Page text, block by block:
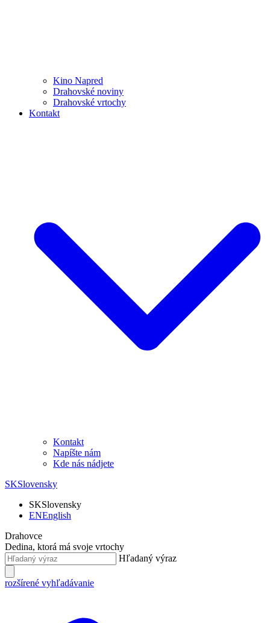
Kino Napred
Drahovské noviny
Drahovské vrtochy
Kontakt
Kontakt
Napíšte nám
Kde nás nádjete
SKSlovensky
SKSlovensky
ENEnglish
Drahovce
Dedina, ktorá má svoje vrtochy
Hľadaný výraz
rozšírené vyhľadávanie